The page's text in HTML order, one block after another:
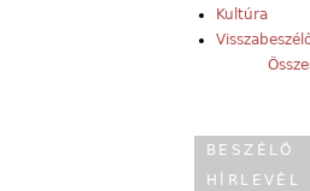
Kultúra
BESZÉLŐ
HÍRLEVÉL